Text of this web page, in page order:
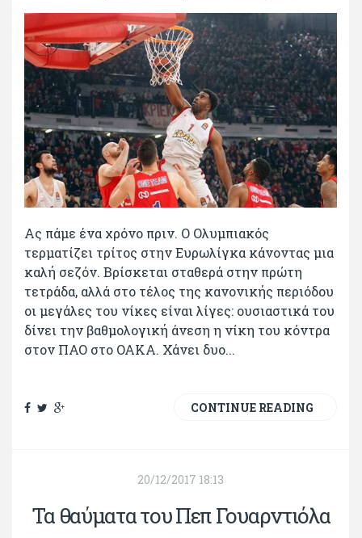
Ας πάμε ένα χρόνο πριν. Ο Ολυμπιακός
τερματίζει τρίτος στην Ευρωλίγκα κάνοντας μια
καλή σεζόν. Βρίσκεται σταθερά στην πρώτη
τετράδα, αλλά στο τέλος της κανονικής περιόδου
οι μεγάλες του νίκες είναι λίγες: ουσιαστικά του
δίνει την βαθμολογική άνεση η νίκη του κόντρα
στον ΠΑΟ στο ΟΑΚΑ. Χάνει δυο...
CONTINUE READING
20/12/2017 18:13
Τα θαύματα του Πεπ Γουαρντιόλα